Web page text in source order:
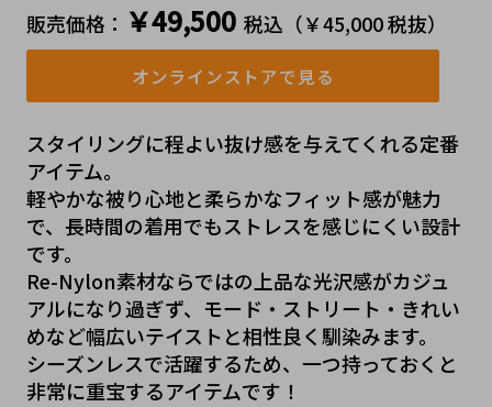
販売価格： ￥49,500 税込（￥45,000 税抜）
オンラインストアで見る
スタイリングに程よい抜け感を与えてくれる定番
アイテム。
軽やかな被り心地と柔らかなフィット感が魅力
で、長時間の着用でもストレスを感じにくい設計
です。
Re-Nylon素材ならではの上品な光沢感がカジュ
アルになり過ぎず、モード・ストリート・きれい
めなど幅広いテイストと相性良く馴染みます。
シーズンレスで活躍するため、一つ持っておくと
非常に重宝するアイテムです！